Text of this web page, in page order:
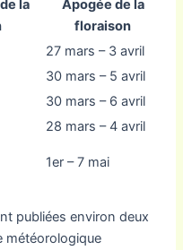
la
Apogée de la
floraison
27 mars – 3 avril
30 mars – 5 avril
30 mars – 6 avril
28 mars – 4 avril
1er – 7 mai
publiées environ deux
météorologique